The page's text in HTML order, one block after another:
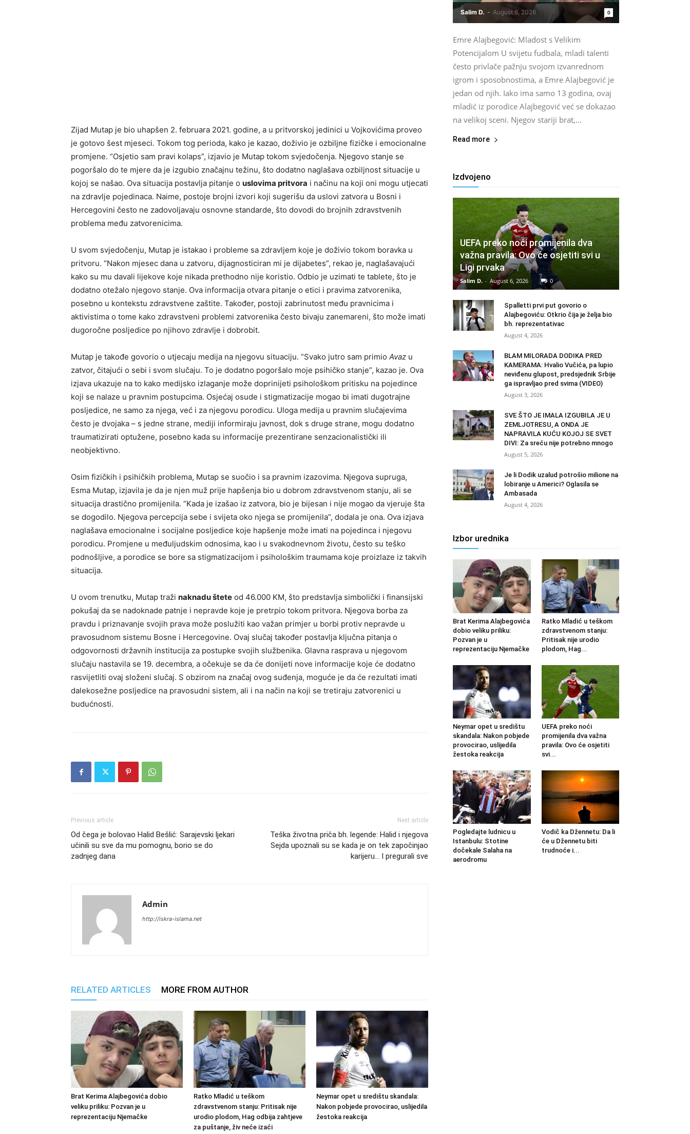
Zijad Mutap je bio uhapšen 2. februara 2021. godine, a u pritvorskoj jedinici u Vojkovićima proveo
je gotovo šest mjeseci. Tokom tog perioda, kako je kazao, doživio je ozbiljne fizičke i emocionalne
promjene. “Osjetio sam pravi kolaps”, izjavio je Mutap tokom svjedočenja. Njegovo stanje se
pogoršalo do te mjere da je izgubio značajnu težinu, što dodatno naglašava ozbiljnost situacije u
kojoj se našao. Ova situacija postavlja pitanje o uslovima pritvora i načinu na koji oni mogu utjecati
na zdravlje pojedinaca. Naime, postoje brojni izvori koji sugerišu da uslovi zatvora u Bosni i
Hercegovini često ne zadovoljavaju osnovne standarde, što dovodi do brojnih zdravstvenih
problema među zatvorenicima.
U svom svjedočenju, Mutap je istakao i probleme sa zdravljem koje je doživio tokom boravka u
pritvoru. “Nakon mjesec dana u zatvoru, dijagnosticiran mi je dijabetes”, rekao je, naglašavajući
kako su mu davali lijekove koje nikada prethodno nije koristio. Odbio je uzimati te tablete, što je
dodatno otežalo njegovo stanje. Ova informacija otvara pitanje o etici i pravima zatvorenika,
posebno u kontekstu zdravstvene zaštite. Također, postoji zabrinutost među pravnicima i
aktivistima o tome kako zdravstveni problemi zatvorenika često bivaju zanemareni, što može imati
dugoročne posljedice po njihovo zdravlje i dobrobit.
Mutap je takođe govorio o utjecaju medija na njegovu situaciju. “Svako jutro sam primio Avaz u
zatvor, čitajući o sebi i svom slučaju. To je dodatno pogoršalo moje psihičko stanje”, kazao je. Ova
izjava ukazuje na to kako medijsko izlaganje može doprinijeti psihološkom pritisku na pojedince
koji se nalaze u pravnim postupcima. Osjećaj osude i stigmatizacije mogao bi imati dugotrajne
posljedice, ne samo za njega, već i za njegovu porodicu. Uloga medija u pravnim slučajevima
često je dvojaka – s jedne strane, mediji informiraju javnost, dok s druge strane, mogu dodatno
traumatizirati optužene, posebno kada su informacije prezentirane senzacionalistički ili
neobjektivno.
Osim fizičkih i psihičkih problema, Mutap se suočio i sa pravnim izazovima. Njegova supruga,
Esma Mutap, izjavila je da je njen muž prije hapšenja bio u dobrom zdravstvenom stanju, ali se
situacija drastično promijenila. “Kada je izašao iz zatvora, bio je bijesan i nije mogao da vjeruje šta
se dogodilo. Njegova percepcija sebe i svijeta oko njega se promijenila”, dodala je ona. Ova izjava
naglašava emocionalne i socijalne posljedice koje hapšenje može imati na pojedinca i njegovu
porodicu. Promjene u međuljudskim odnosima, kao i u svakodnevnom životu, često su teško
podnošljive, a porodice se bore sa stigmatizacijom i psihološkim traumama koje proizlaze iz takvih
situacija.
U ovom trenutku, Mutap traži naknadu štete od 46.000 KM, što predstavlja simbolički i finansijski
pokušaj da se nadoknade patnje i nepravde koje je pretrpio tokom pritvora. Njegova borba za
pravdu i priznavanje svojih prava može poslužiti kao važan primjer u borbi protiv nepravde u
pravosudnom sistemu Bosne i Hercegovine. Ovaj slučaj također postavlja ključna pitanja o
odgovornosti državnih institucija za postupke svojih službenika. Glavna rasprava u njegovom
slučaju nastavila se 19. decembra, a očekuje se da će donijeti nove informacije koje će dodatno
rasvijetliti ovaj složeni slučaj. S obzirom na značaj ovog suđenja, moguće je da će rezultati imati
dalekosežne posljedice na pravosudni sistem, ali i na način na koji se tretiraju zatvorenici u
budućnosti.
Previous article
Od čega je bolovao Halid Bešlić: Sarajevski ljekari
učinili su sve da mu pomognu, borio se do
zadnjeg dana
Next article
Teška životna priča bh. legende: Halid i njegova
Sejda upoznali su se kada je on tek započinjao
karijeru… I pregurali sve
Admin
http://iskra-islama.net
RELATED ARTICLES MORE FROM AUTHOR
Brat Kerima Alajbegovića dobio
veliku priliku: Pozvan je u
reprezentaciju Njemačke
Ratko Mladić u teškom
zdravstvenom stanju: Pritisak nije
urodio plodom, Hag odbija zahtjeve
za puštanje, živ neće izaći
Neymar opet u središtu skandala:
Nakon pobjede provocirao, uslijedila
žestoka reakcija
Salim D. - August 6, 2026 0
Emre Alajbegović: Mladost s Velikim
Potencijalom U svijetu fudbala, mladi talenti
često privlače pažnju svojom izvanrednom
igrom i sposobnostima, a Emre Alajbegović je
jedan od njih. Iako ima samo 13 godina, ovaj
mladić iz porodice Alajbegović već se dokazao
na velikoj sceni. Njegov stariji brat,...
Read more
Izdvojeno
UEFA preko noći promijenila dva
važna pravila: Ovo će osjetiti svi u
Ligi prvaka
Salim D. - August 6, 2026 0
Spalletti prvi put govorio o
Alajbegoviću: Otkrio čija je želja bio
bh. reprezentativac
August 4, 2026
BLAM MILORADA DODIKA PRED
KAMERAMA: Hvalio Vučića, pa lupio
neviđenu glupost, predsjednik Srbije
ga ispravljao pred svima (VIDEO)
August 3, 2026
SVE ŠTO JE IMALA IZGUBILA JE U
ZEMLJOTRESU, A ONDA JE
NAPRAVILA KUĆU KOJOJ SE SVET
DIVI: Za sreću nije potrebno mnogo
August 5, 2026
Je li Dodik uzalud potrošio milione na
lobiranje u Americi? Oglasila se
Ambasada
August 4, 2026
Izbor urednika
Brat Kerima Alajbegovića
dobio veliku priliku:
Pozvan je u
reprezentaciju Njemačke
Ratko Mladić u teškom
zdravstvenom stanju:
Pritisak nije urodio
plodom, Hag...
Neymar opet u središtu
skandala: Nakon pobjede
provocirao, uslijedila
žestoka reakcija
UEFA preko noći
promijenila dva važna
pravila: Ovo će osjetiti
svi...
Pogledajte ludnicu u
Istanbulu: Stotine
dočekale Salaha na
aerodromu
Vodič ka Džennetu: Da li
će u Džennetu biti
trudnoće i...